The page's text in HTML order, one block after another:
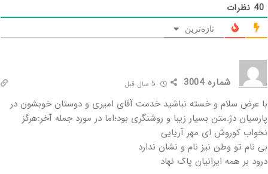
40 نظرات
تازه‌ترین
شماره 3004
با عرض سلام و خسته نباشید خدمت آقای امیری و دوستان خوبشون در
پارسیان دژ.متن بسیار زیبا و روشنگری بود؛اما در مورد جمله آخر:هرگز
نخواب کوروش ای مهر آریایی
بی نام تو وطن نیز نام و نشان ندارد
درود بر همه ایرانیان پاک نهاد